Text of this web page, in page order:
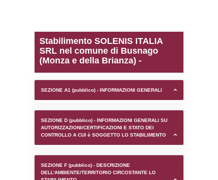
0.00024604797363281
sql: SELECT `tablename`, `userlevelid`,
executionMS: 0.0010020732879639
Stabilimento SOLENIS
SRL nel comune di